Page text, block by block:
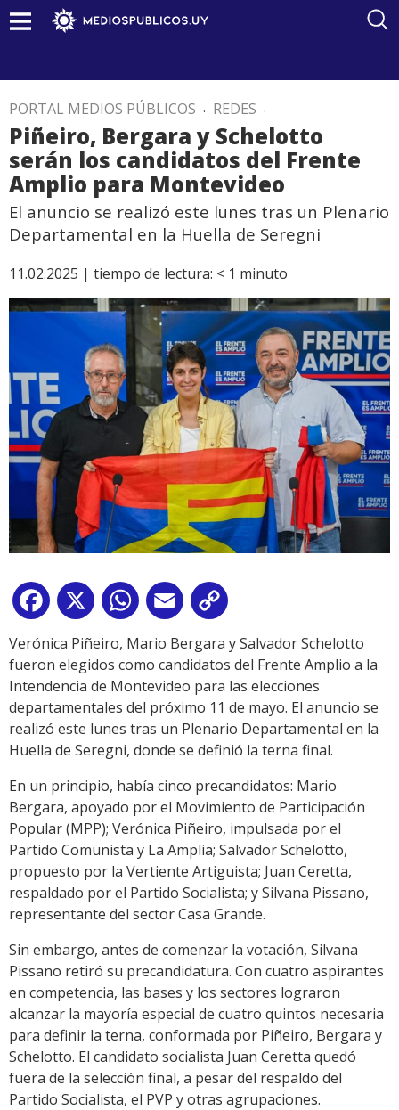
PORTAL MEDIOS PÚBLICOS . REDES .
Piñeiro, Bergara y Schelotto
serán los candidatos del Frente
Amplio para Montevideo
El anuncio se realizó este lunes tras un Plenario
Departamental en la Huella de Seregni
11.02.2025 | tiempo de lectura: < 1 minuto
Facebook
X WhatsApp
Email
Link
Verónica Piñeiro, Mario Bergara y Salvador Schelotto
fueron elegidos como candidatos del Frente Amplio a la
Intendencia de Montevideo para las elecciones
departamentales del próximo 11 de mayo. El anuncio se
realizó este lunes tras un Plenario Departamental en la
Huella de Seregni, donde se definió la terna final.
En un principio, había cinco precandidatos: Mario
Bergara, apoyado por el Movimiento de Participación
Popular (MPP); Verónica Piñeiro, impulsada por el
Partido Comunista y La Amplia; Salvador Schelotto,
propuesto por la Vertiente Artiguista; Juan Ceretta,
respaldado por el Partido Socialista; y Silvana Pissano,
representante del sector Casa Grande.
Sin embargo, antes de comenzar la votación, Silvana
Pissano retiró su precandidatura. Con cuatro aspirantes
en competencia, las bases y los sectores lograron
alcanzar la mayoría especial de cuatro quintos necesaria
para definir la terna, conformada por Piñeiro, Bergara y
Schelotto. El candidato socialista Juan Ceretta quedó
fuera de la selección final, a pesar del respaldo del
Partido Socialista, el PVP y otras agrupaciones.